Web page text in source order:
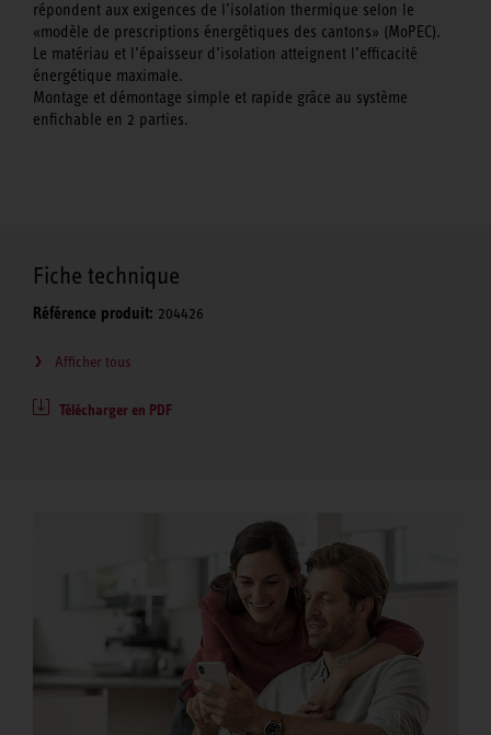
répondent aux exigences de l’isolation thermique selon le
«modèle de prescriptions énergétiques des cantons» (MoPEC).
Le matériau et l’épaisseur d’isolation atteignent l’efficacité
énergétique maximale.
Montage et démontage simple et rapide grâce au système
enfichable en 2 parties.
Fiche technique
Référence produit: 204426
Afficher tous
Télécharger en PDF